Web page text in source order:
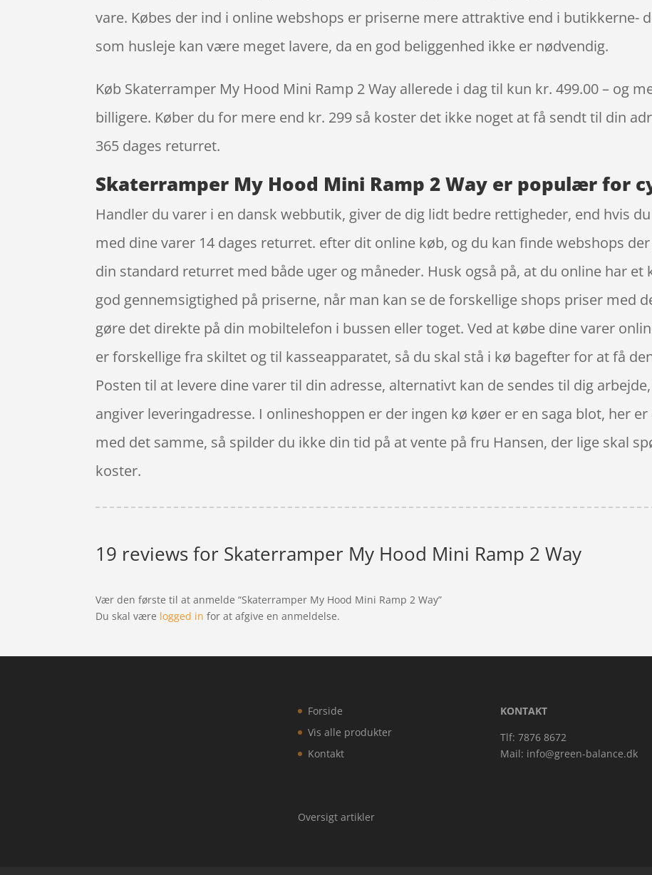
vare. Købes der ind i online webshops er priserne mere attraktive end i butikkerne-
som husleje kan være meget lavere, da en god beliggenhed ikke er nødvendig.
Køb Skaterramper My Hood Mini Ramp 2 Way allerede i dag til kun kr. 499.00 – og
billigere. Køber du for mere end kr. 299 så koster det ikke noget at få sendt til din
365 dages returret.
Skaterramper My Hood Mini Ramp 2 Way er populær for
Handler du varer i en dansk webbutik, giver de dig lidt bedre rettigheder, end hvis
med dine varer 14 dages returret. efter dit online køb, og du kan finde webshops
din standard returret med både uger og måneder. Husk også på, at du online har
god gennemsigtighed på priserne, når man kan se de forskellige shops priser med
gøre det direkte på din mobiltelefon i bussen eller toget. Ved at købe dine varer
er forskellige fra skiltet og til kasseapparatet, så du skal stå i kø bagefter for at få
Posten til at levere dine varer til din adresse, alternativt kan de sendes til dig
angiver leveringadresse. I onlineshoppen er der ingen kø køer er en saga blot, her
med det samme, så spilder du ikke din tid på at vente på fru Hansen, der lige skal
koster.
19 reviews for Skaterramper My Hood Mini Ramp 2 Way
Vær den første til at anmelde “Skaterramper My Hood Mini Ramp 2 Way”
Du skal være logged in for at afgive en anmeldelse.
Forside
Vis alle produkter
Kontakt
Oversigt artikler
KONTAKT
Tlf: 7876 8672
Mail: info@green-balance.dk